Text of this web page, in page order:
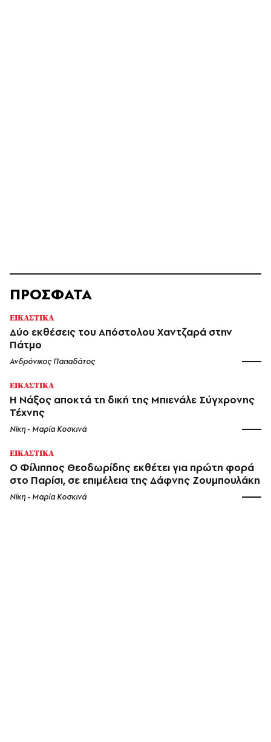
ΠΡΟΣΦΑΤΑ
ΕΙΚΑΣΤΙΚΑ
Δύο εκθέσεις του Απόστολου Χαντζαρά στην
Πάτμο
Ανδρόνικος Παπαδάτος
ΕΙΚΑΣΤΙΚΑ
Η Νάξος αποκτά τη δική της Μπιενάλε Σύγχρονης
Τέχνης
Νίκη - Μαρία Κοσκινά
ΕΙΚΑΣΤΙΚΑ
Ο Φίλιππος Θεοδωρίδης εκθέτει για πρώτη φορά
στο Παρίσι, σε επιμέλεια της Δάφνης Ζουμπουλάκη
Νίκη - Μαρία Κοσκινά